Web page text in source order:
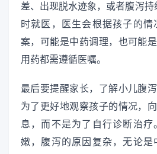
差、出现脱水迹象，或者腹泻
时就医，医生会根据孩子的情
案，可能是中药调理，也可能
用药都需遵循医嘱。
最后要提醒家长，了解小儿腹
为了更好地观察孩子的情况，
息，而不是为了自行诊断治
嫩，腹泻的原因复杂，无论是